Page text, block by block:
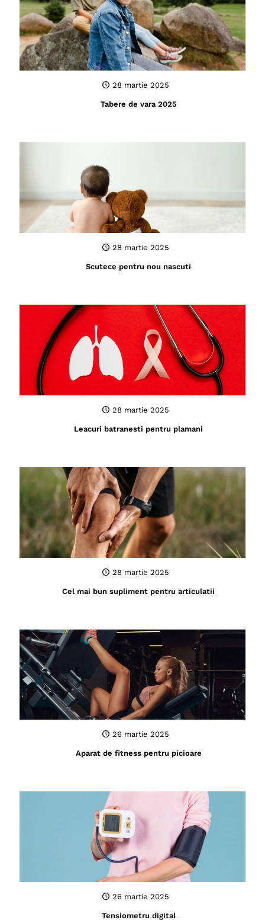
28 martie 2025
Tabere de vara 2025
28 martie 2025
Scutece pentru nou nascuti
28 martie 2025
Leacuri batranesti pentru plamani
28 martie 2025
Cel mai bun supliment pentru articulatii
26 martie 2025
Aparat de fitness pentru picioare
26 martie 2025
Tensiometru digital